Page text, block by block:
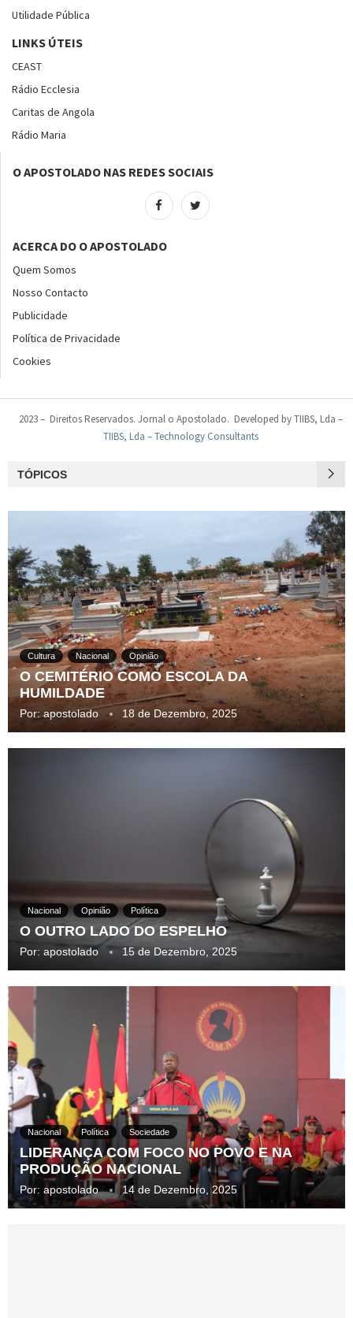
Utilidade Pública
LINKS ÚTEIS
CEAST
Rádio Ecclesia
Caritas de Angola
Rádio Maria
O APOSTOLADO NAS REDES SOCIAIS
ACERCA DO O APOSTOLADO
Quem Somos
Nosso Contacto
Publicidade
Política de Privacidade
Cookies
2023 – Direitos Reservados. Jornal o Apostolado. Developed by TIIBS, Lda –
TIIBS, Lda – Technology Consultants
TÓPICOS
Cultura Nacional Opinião
O CEMITÉRIO COMO ESCOLA DA
HUMILDADE
Por:apostolado 18 de Dezembro, 2025
Nacional Opinião Política
O OUTRO LADO DO ESPELHO
Por: apostolado 15 de Dezembro, 2025
Nacional Política Sociedade
LIDERANÇA COM FOCO NO POVO E NA
PRODUÇÃO NACIONAL
Por: apostolado 14 de Dezembro, 2025